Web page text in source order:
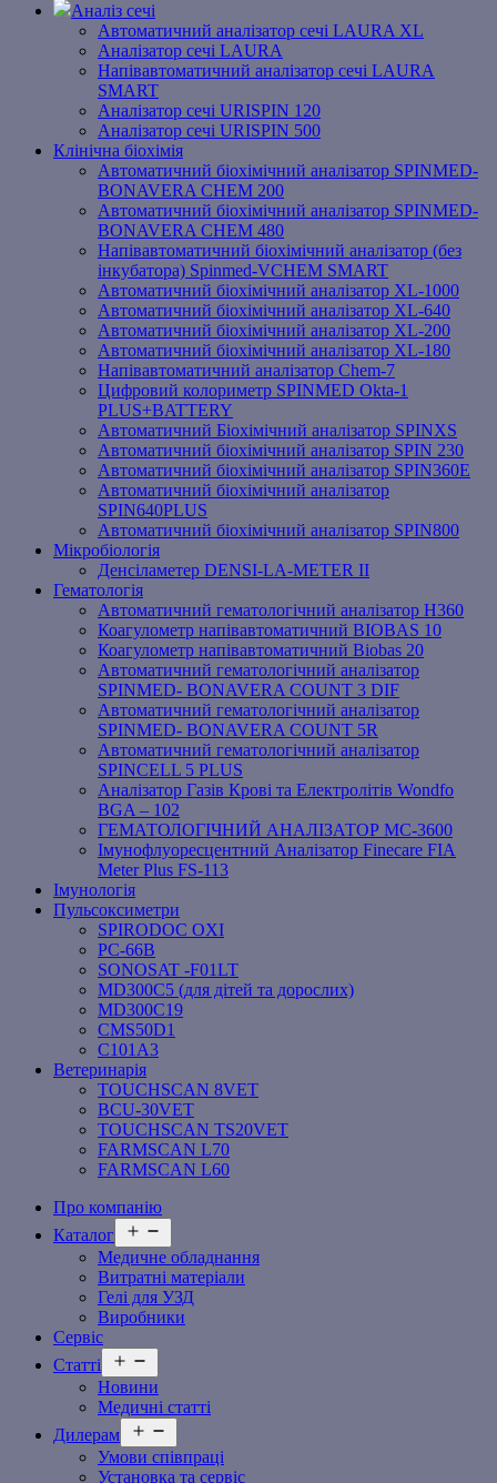
Аналіз сечі
Автоматичний аналізатор сечі LAURA XL
Аналізатор сечі LAURA
Напівавтоматичний аналізатор сечі LAURA
SMART
Аналізатор сечі URISPIN 120
Аналізатор сечі URISPIN 500
Клінічна біохімія
Автоматичний біохімічний аналізатор SPINMED-
BONAVERA CHEM 200
Автоматичний біохімічний аналізатор SPINMED-
BONAVERA CHEM 480
Напівавтоматичний біохімічний аналізатор (без
інкубатора) Spinmed-VCHEM SMART
Автоматичний біохімічний аналізатор XL-1000
Автоматичний біохімічний аналізатор XL-640
Автоматичний біохімічний аналізатор XL-200
Автоматичний біохімічний аналізатор XL-180
Напівавтоматичний аналізатор Chem-7
Цифровий колориметр SPINMED Okta-1
PLUS+BATTERY
Автоматичний Біохімічний аналізатор SPINXS
Автоматичний біохімічний аналізатор SPIN 230
Автоматичний біохімічний аналізатор SPIN360E
Автоматичний біохімічний аналізатор
SPIN640PLUS
Автоматичний біохімічний аналізатор SPIN800
Мікробіологія
Денсіламетер DENSI-LA-METER ІІ
Гематологія
Автоматичний гематологічний аналізатор Н360
Коагулометр напівавтоматичний BIOBAS 10
Коагулометр напівавтоматичний Biobas 20
Автоматичний гематологічний аналізатор
SPINMED- BONAVERA COUNT 3 DIF
Автоматичний гематологічний аналізатор
SPINMED- BONAVERA COUNT 5R
Автоматичний гематологічний аналізатор
SPINCELL 5 PLUS
Аналізатор Газів Крові та Електролітів Wondfo
BGA – 102
ГЕМАТОЛОГІЧНИЙ АНАЛІЗАТОР MC-3600
Імунофлуоресцентний Аналізатор Finecare FIA
Meter Plus FS-113
Імунологія
Пульсоксиметри
SPIRODOC OXI
PC-66B
SONOSAT -F01LT
MD300C5 (для дітей та дорослих)
MD300C19
СMS50D1
С101A3
Ветеринарія
TOUCHSCAN 8VET
BCU-30VET
TOUCHSCAN TS20VET
FARMSCAN L70
FARMSCAN L60
Про компанію
Каталог
меню
Медичне обладнання
Витратні матеріали
Гелі для УЗД
Виробники
Сервіс
Статті
меню
Новини
Медичні статті
Дилерам
меню
Умови співпраці
Установка та сервіс